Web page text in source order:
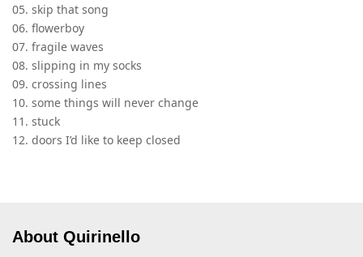
05. skip that song
06. flowerboy
07. fragile waves
08. slipping in my socks
09. crossing lines
10. some things will never change
11. stuck
12. doors I’d like to keep closed
About Quirinello